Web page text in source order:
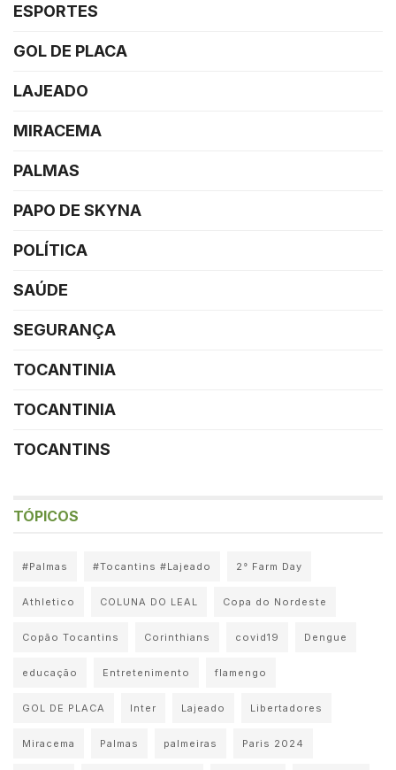
ESPORTES
GOL DE PLACA
LAJEADO
MIRACEMA
PALMAS
PAPO DE SKYNA
POLÍTICA
SAÚDE
SEGURANÇA
TOCANTINIA
TOCANTINIA
TOCANTINS
TÓPICOS
#Palmas #Tocantins #Lajeado 2° Farm Day
Athletico COLUNA DO LEAL Copa do Nordeste
Copão Tocantins Corinthians covid19 Dengue
educação Entretenimento flamengo
GOL DE PLACA Inter Lajeado Libertadores
Miracema Palmas palmeiras Paris 2024